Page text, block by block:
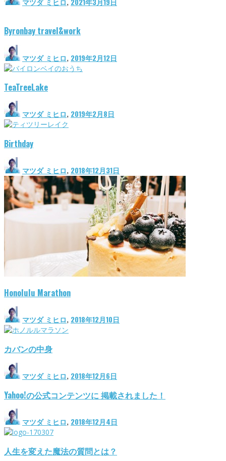
Byronbay travel&work
マツダ ミヒロ, 2019年2月12日
TeaTreeLake
マツダ ミヒロ, 2019年2月8日
Birthday
マツダ ミヒロ, 2018年12月31日
Honolulu Marathon
マツダ ミヒロ, 2018年12月10日
カバンの中身
マツダ ミヒロ, 2018年12月6日
Yahoo!の公式コンテンツに 掲載されました！
マツダ ミヒロ, 2018年12月4日
人生を変えた魔法の質問とは？